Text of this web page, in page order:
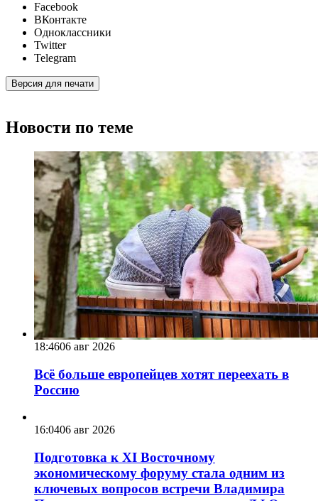
Facebook
ВКонтакте
Одноклассники
Twitter
Telegram
Версия для печати
Новости по теме
18:4606 авг 2026
Всё больше европейцев хотят переехать в
Россию
16:0406 авг 2026
Подготовка к XI Восточному
экономическому форуму стала одним из
ключевых вопросов встречи Владимира